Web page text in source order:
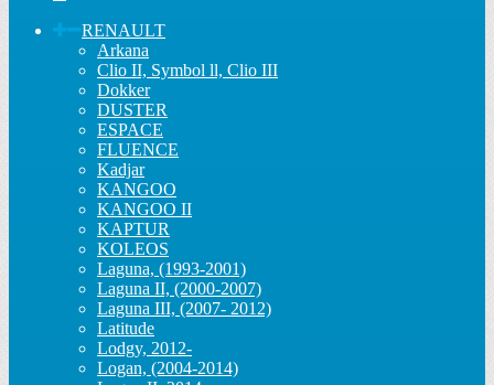
RENAULT
Arkana
Clio II, Symbol ll, Clio III
Dokker
DUSTER
ESPACE
FLUENCE
Kadjar
KANGOO
KANGOO II
KAPTUR
KOLEOS
Laguna, (1993-2001)
Laguna II, (2000-2007)
Laguna III, (2007- 2012)
Latitude
Lodgy, 2012-
Logan, (2004-2014)